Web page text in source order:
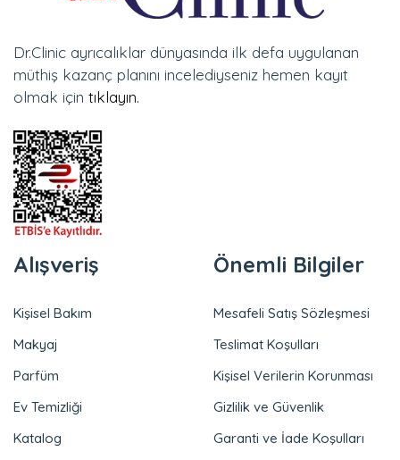
Dr.Clinic ayrıcalıklar dünyasında ilk defa uygulanan
müthiş kazanç planını incelediyseniz hemen kayıt
olmak için tıklayın.
Alışveriş
Kişisel Bakım
Makyaj
Parfüm
Ev Temizliği
Katalog
Önemli Bilgiler
Mesafeli Satış Sözleşmesi
Teslimat Koşulları
Kişisel Verilerin Korunması
Gizlilik ve Güvenlik
Garanti ve İade Koşulları